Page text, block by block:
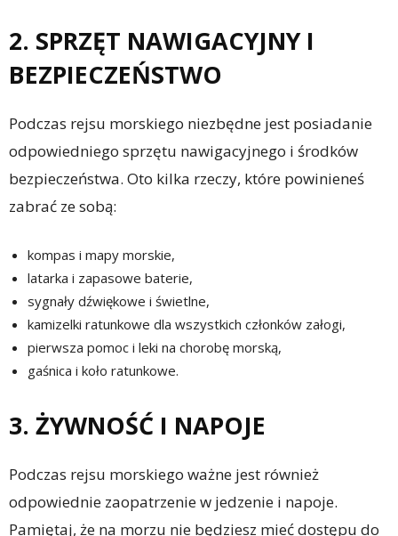
2. SPRZĘT NAWIGACYJNY I
BEZPIECZEŃSTWO
Podczas rejsu morskiego niezbędne jest posiadanie
odpowiedniego sprzętu nawigacyjnego i środków
bezpieczeństwa. Oto kilka rzeczy, które powinieneś
zabrać ze sobą:
kompas i mapy morskie,
latarka i zapasowe baterie,
sygnały dźwiękowe i świetlne,
kamizelki ratunkowe dla wszystkich członków załogi,
pierwsza pomoc i leki na chorobę morską,
gaśnica i koło ratunkowe.
3. ŻYWNOŚĆ I NAPOJE
Podczas rejsu morskiego ważne jest również
odpowiednie zaopatrzenie w jedzenie i napoje.
Pamiętaj, że na morzu nie będziesz mieć dostępu do